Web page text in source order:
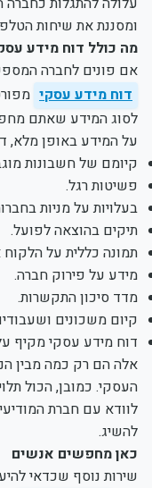
ומסננת את שיחות
מה כולל דוח מידע
אם פונים לחברה
דוח מידע עסקי
לסוג המידע שאתם
על המידע באופן מלא,
קיומם של חשבונות
פשיטות רגל.
בעלויות על מניות
תיקים בהוצאה לפועל.
תמונה כללית על
מידע על פירוק חברה.
מדד סיכון התקשרות.
קיום משכונים
דוח מידע עסקי מקיף
אלה הם רק כמה מבין
העסקי. כמובן, הכול
לוודא עם חברת
להשיג.
כאן מחפשים אנשים
שירות נוסף שכדאי